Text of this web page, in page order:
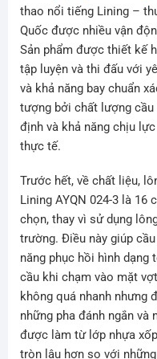
thao nổi tiếng Lining –
Quốc được nhiều vận
Sản phẩm được thiết kế
tập luyện và thi đấu với
và khả năng bay chuẩn
tượng bởi chất lượng
định và khả năng chịu
thực tế.
Trước hết, về chất liệu,
Lining AYQN 024-3 là 16
chọn, thay vì sử dụng
trường. Điều này giúp
năng phục hồi hình dạng
cầu khi chạm vào mặt
không quá nhanh
những pha đánh ngắn và
được làm từ lớp nhựa
tròn lâu hơn so với